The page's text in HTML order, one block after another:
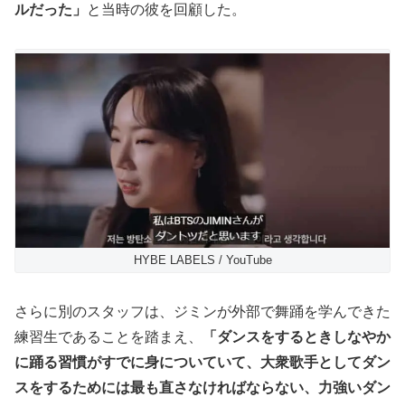
ルだった」
と当時の彼を回顧した。
HYBE LABELS / YouTube
さらに別のスタッフは、ジミンが外部で舞踊を学んできた
練習生であることを踏まえ、
「ダンスをするときしなやか
に踊る習慣がすでに身についていて、大衆歌手としてダン
スをするためには最も直さなければならない、力強いダン